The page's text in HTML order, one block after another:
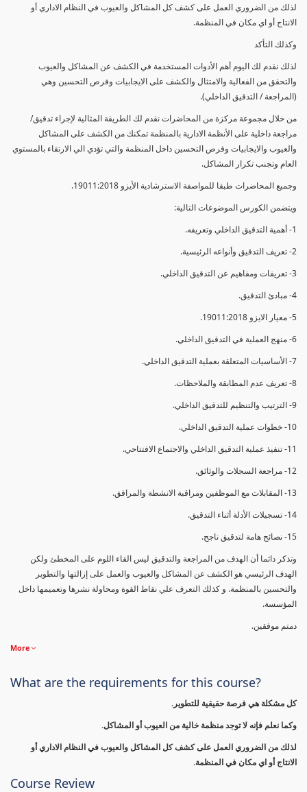
لذلك من الضروري العمل على كشف كل المشاكل والعيوب في النظام الاداري أو
الانتاج أو اي مكان في المنظمة.
وكذلك التأكد
لذلك نقدم لك اليوم أهم الأدوات المستخدمة في الكشف عن المشاكل والعيوب
والتحقق من الفعالية والامتثال والكشف على الايجابيات وفرص التحسين وهي
(المراجعة / التدقيق الداخلي).
من خلال مجموعة مركزة من المحاضرات نقدم لك الطريقة المثالية لإجراء تدقيق/
مراجعة داخلية على الأنظمة الادارية بالمنظمة تمكنك من الكشف على المشاكل
والعيوب والايجابيات وفرص التحسين داخل المنظمة والتي تؤدي الي الارتقاء بالمستوي
العام وتجنب تكرار المشاكل.
وجميع المحاضرات طبقا للمواصفة الاسترشادية الأيزو 19011:2018.
ويتضمن الكورس الموضوعات التالية:
1- أهمية التدقيق الداخلي وتعريفه.
2- تعريف التدقيق وأنواعه الرئيسية.
3- تعريفات ومفاهيم عن التدقيق الداخلي.
4- مبادئ التدقيق.
5- معيار الايزو 19011:2018.
6- منهج العملية في التدقيق الداخلي.
7- الأساسيات المتعلقة بعملية التدقيق الداخلي.
8- تعريف عدم المطابقة والملاحظات.
9- الترتيب والتنظيم للتدقيق الداخلي.
10- خطوات عملية التدقيق الداخلي.
11- تنفيذ عملية التدقيق الداخلي والاجتماع الافتتاحي.
12- مراجعة السجلات والوثائق.
13- المقابلات مع الموظفين ومراقبة الانشطة والمرافق.
14- تسجيلات الأدلة أثناء التدقيق.
15- نصائح هامة لتدقيق ناجح.
وتذكر دائما أن الهدف من المراجعة والتدقيق ليس القاء اللوم على المخطئ ولكن
الهدف الرئيسي هو الكشف عن المشاكل والعيوب والعمل على إزالتها والتطوير
والتحسين بالمنظمة. و كذلك التعرف علي نقاط القوة ومحاولة نشرها وتعميمها داخل
المؤسسة.
دمتم موفقين.
More
What are the requirements for this course?
كل مشكلة هي فرصة حقيقية للتطوير.
وكما نعلم فإنه لا توجد منظمة خالية من العيوب أو المشاكل.
لذلك من الضروري العمل على كشف كل المشاكل والعيوب في النظام الاداري أو
الانتاج أو اي مكان في المنظمة.
Course Review